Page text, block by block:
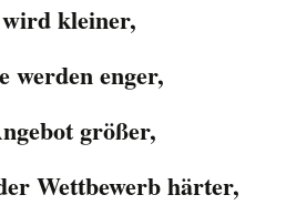
kleiner,
enger,
größer,
härter,